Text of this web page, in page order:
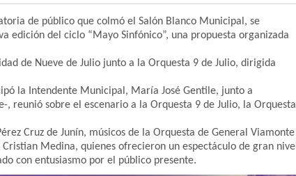
de público que colmó el Salón Blanco Municipal, se
edición del ciclo “Mayo Sinfónico”, una propuesta organizada
de Nueve de Julio junto a la Orquesta 9 de Julio, dirigida
la Intendente Municipal, María José Gentile, junto a
, reunió sobre el escenario a la Orquesta 9 de Julio, la Orquesta
Cruz de Junín, músicos de la Orquesta de General Viamonte
Medina, quienes ofrecieron un espectáculo de gran nivel
con entusiasmo por el público presente.